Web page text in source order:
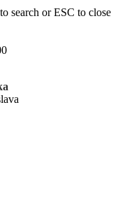
search or ESC to close